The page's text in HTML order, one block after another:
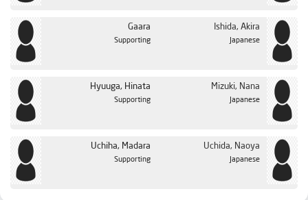
الحلقة 42
الحلقة 43
الحلقة 44
الحلقة 45
الحلقة 47
الحلقة 48
Gaara
Supporting
Ishida, Akira
Japanese
Hyuuga, Hinata
Supporting
Mizuki, Nana
Japanese
Uchiha, Madara
Supporting
Uchida, Naoya
Japanese